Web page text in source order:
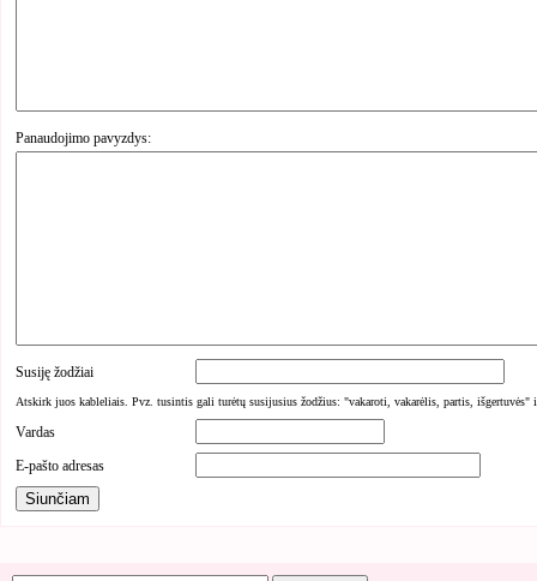
Panaudojimo pavyzdys:
Susiję žodžiai
Atskirk juos kableliais. Pvz. tusintis gali turėtų susijusius žodžius: "vakaroti, vakarėlis, partis, išgertuvės"
Vardas
E-pašto adresas